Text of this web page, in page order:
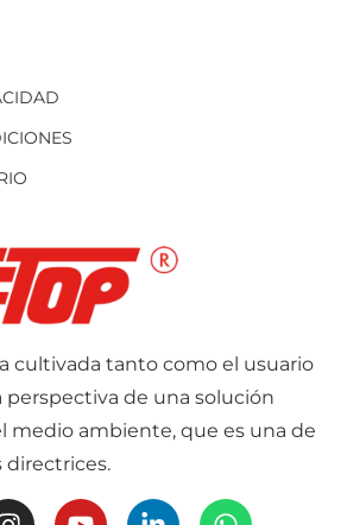
cultivada tanto como el usuario
de una solución
medio ambiente, que es una de
directrices.